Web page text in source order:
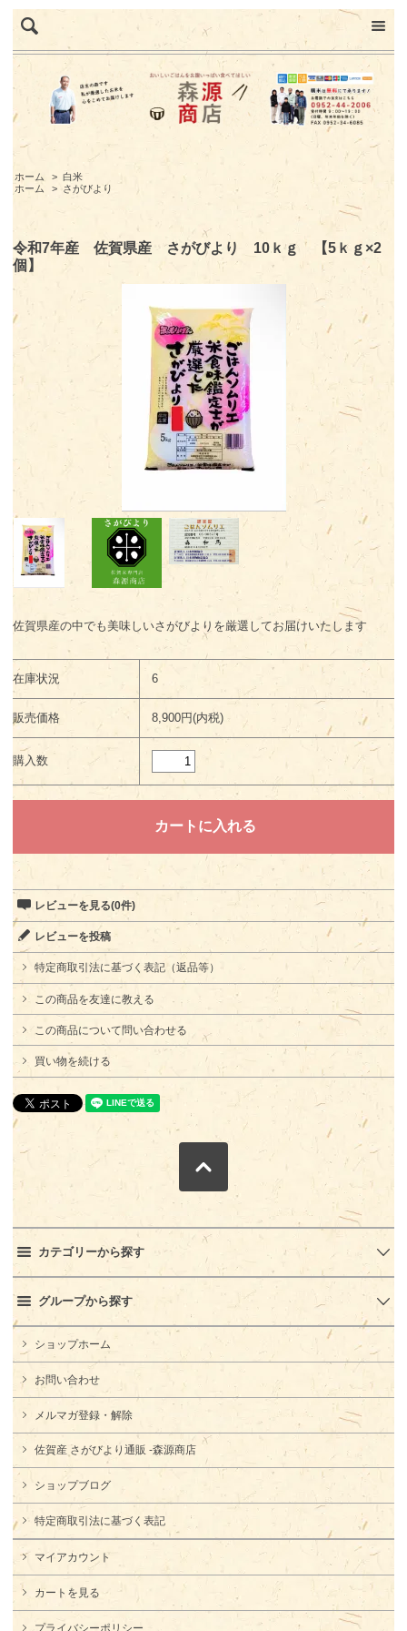
ホーム > 白米
ホーム
> さがびより
令和7年産 佐賀県産 さがびより 10ｋｇ 【5ｋｇ×2
個】
佐賀県産の中でも美味しいさがびよりを厳選してお届けいたします
在庫状況 6
販売価格 8,900円(内税)
購入数
レビューを見る(0件)
レビューを投稿
特定商取引法に基づく表記（返品等）
この商品を友達に教える
この商品について問い合わせる
買い物を続ける
カテゴリーから探す
グループから探す
ショップホーム
お問い合わせ
メルマガ登録・解除
佐賀産 さがびより通販 -森源商店
ショップブログ
特定商取引法に基づく表記
マイアカウント
カートを見る